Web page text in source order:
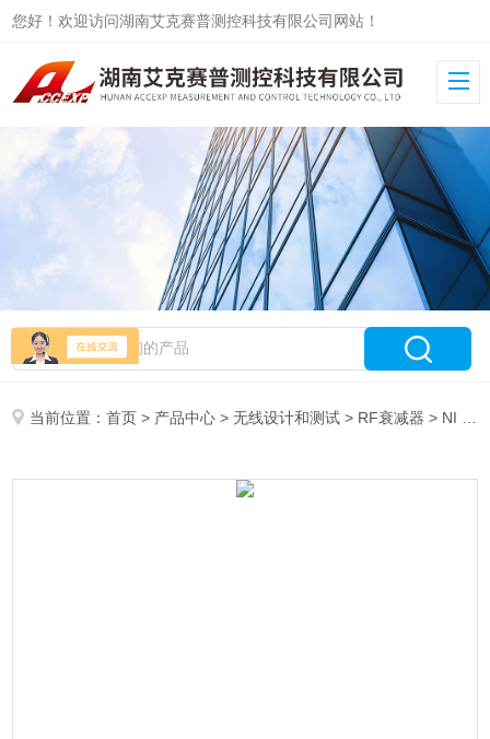
您好！欢迎访问湖南艾克赛普测控科技有限公司网站！
当前位置：首页 > 产品中心 >无线设计和测试 > RF衰减器 > NI CohSol VOAPXIe-1002-2 PXI光衰减器